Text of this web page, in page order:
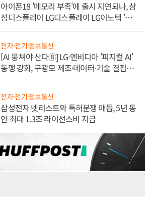
아이폰18 '메모리 부족'에 출시 지연되나, 삼
성디스플레이 LG디스플레이 LG이노텍 '탈
전자·전기·정보통신
[AI 뭉쳐야 산다⑧] LG·엔비디아 '피지컬 AI'
동맹 강화, 구광모 제조·데이터·기술 결집
전자·전기·정보통신
삼성전자 넷리스트와 특허분쟁 매듭, 5년 동
안 최대 1.3조 라이선스비 지급